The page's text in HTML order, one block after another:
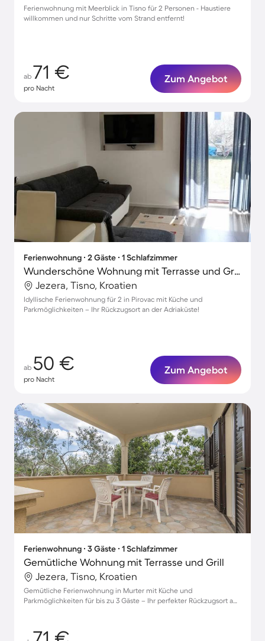
Ferienwohnung mit Meerblick in Tisno für 2 Personen - Haustiere
willkommen und nur Schritte vom Strand entfernt!
ab 71 €
pro Nacht
Zum Angebot
Ferienwohnung ∙ 2 Gäste ∙ 1 Schlafzimmer
Wunderschöne Wohnung mit Terrasse und Grill | Gartenblick | Strand in der Nähe
Jezera, Tisno, Kroatien
Idyllische Ferienwohnung für 2 in Pirovac mit Küche und
Parkmöglichkeiten – Ihr Rückzugsort an der Adriaküste!
ab 50 €
pro Nacht
Zum Angebot
Ferienwohnung ∙ 3 Gäste ∙ 1 Schlafzimmer
Gemütliche Wohnung mit Terrasse und Grill
Jezera, Tisno, Kroatien
Gemütliche Ferienwohnung in Murter mit Küche und
Parkmöglichkeiten für bis zu 3 Gäste – Ihr perfekter Rückzugsort am